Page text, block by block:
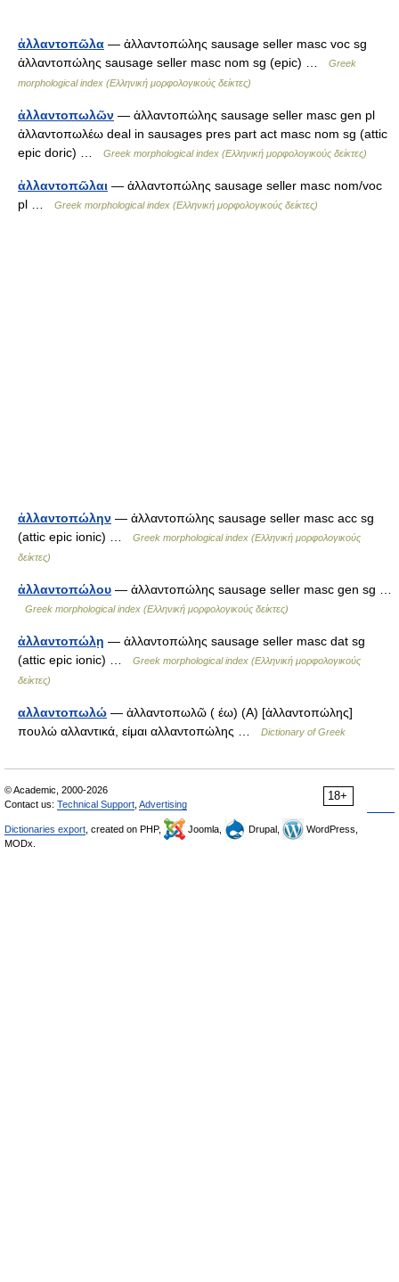
ἀλλαντοπῶλα — ἀλλαντοπώλης sausage seller masc voc sg
ἀλλαντοπώλης sausage seller masc nom sg (epic) …
Greek
morphological index (Ελληνική μορφολογικούς δείκτες)
ἀλλαντοπωλῶν — ἀλλαντοπώλης sausage seller masc gen pl
ἀλλαντοπωλέω deal in sausages pres part act masc nom sg (attic
epic doric) …
Greek morphological index (Ελληνική μορφολογικούς δείκτες)
ἀλλαντοπῶλαι — ἀλλαντοπώλης sausage seller masc nom/voc
pl …
Greek morphological index (Ελληνική μορφολογικούς δείκτες)
ἀλλαντοπώλην — ἀλλαντοπώλης sausage seller masc acc sg
(attic epic ionic) …
Greek morphological index (Ελληνική μορφολογικούς
δείκτες)
ἀλλαντοπώλου — ἀλλαντοπώλης sausage seller masc gen sg …
Greek morphological index (Ελληνική μορφολογικούς δείκτες)
ἀλλαντοπώλῃ — ἀλλαντοπώλης sausage seller masc dat sg
(attic epic ionic) …
Greek morphological index (Ελληνική μορφολογικούς
δείκτες)
αλλαντοπωλώ — ἀλλαντοπωλῶ ( έω) (Α) [ἀλλαντοπώλης]
πουλώ αλλαντικά, είμαι αλλαντοπώλης …
Dictionary of Greek
18+
© Academic, 2000-2026
Contact us: Technical Support Advertising
Dictionaries export , created on PHP, Joomla, Drupal,
WordPress,
MODx.